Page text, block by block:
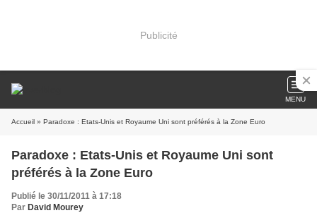
Publicité
MENU
Accueil » Paradoxe : Etats-Unis et Royaume Uni sont préférés à la Zone Euro
Paradoxe : Etats-Unis et Royaume Uni sont
préférés à la Zone Euro
Publié le 30/11/2011 à 17:18
Par David Mourey